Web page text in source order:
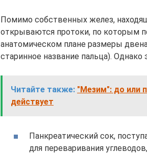
Помимо собственных желез,
открываются протоки, по которым
анатомическом плане размеры
старинное название пальца).
Читайте также: "Мезим": до или
действует
Панкреатический сок,
для переваривания